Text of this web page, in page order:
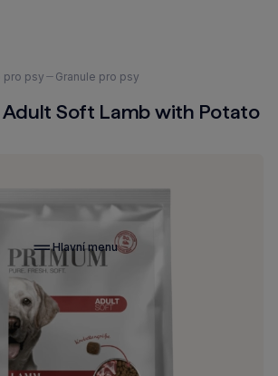
Hlavní menu
pro psy Granule pro psy
Adult Soft Lamb with Potato